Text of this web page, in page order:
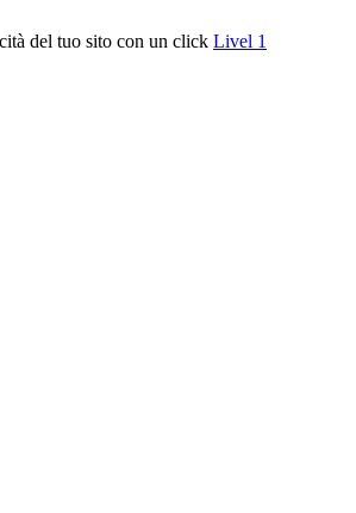
del tuo sito con un click Livel 1